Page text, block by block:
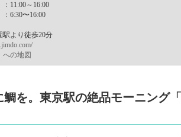
11:00～16:00
6:30〜16:00
駅より徒歩20分
への地図
鯛を。東京駅の絶品モーニング